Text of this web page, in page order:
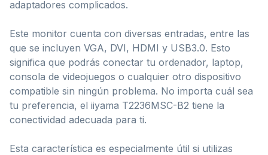
adaptadores complicados.
Este monitor cuenta con diversas entradas, entre las
que se incluyen VGA, DVI, HDMI y USB3.0. Esto
significa que podrás conectar tu ordenador, laptop,
consola de videojuegos o cualquier otro dispositivo
compatible sin ningún problema. No importa cuál sea
tu preferencia, el iiyama T2236MSC-B2 tiene la
conectividad adecuada para ti.
Esta característica es especialmente útil si utilizas